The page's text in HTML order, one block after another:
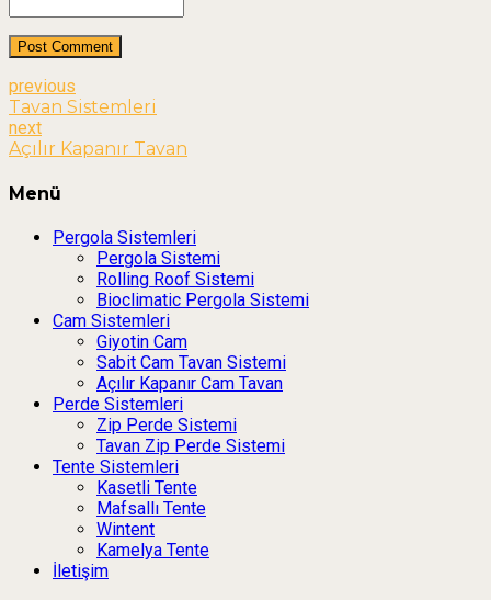
Post Comment
previous
Tavan Sistemleri
next
Açılır Kapanır Tavan
Menü
Pergola Sistemleri
Pergola Sistemi
Rolling Roof Sistemi
Bioclimatic Pergola Sistemi
Cam Sistemleri
Giyotin Cam
Sabit Cam Tavan Sistemi
Açılır Kapanır Cam Tavan
Perde Sistemleri
Zip Perde Sistemi
Tavan Zip Perde Sistemi
Tente Sistemleri
Kasetli Tente
Mafsallı Tente
Wintent
Kamelya Tente
İletişim